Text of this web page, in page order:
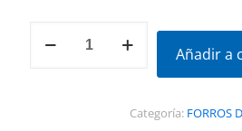
FOLDER
Añadir a
Categoría: FORROS